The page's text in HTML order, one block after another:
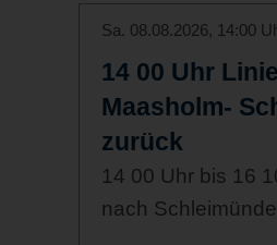
Sa. 08.08.2026, 14:00
14 00 Uhr
Maasholm-
zurück
14 00 Uhr bis 16
nach